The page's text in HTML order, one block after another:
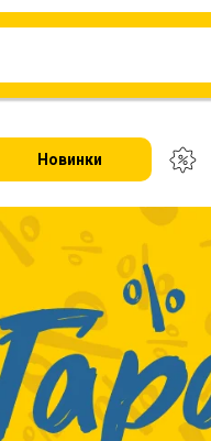
Новинки